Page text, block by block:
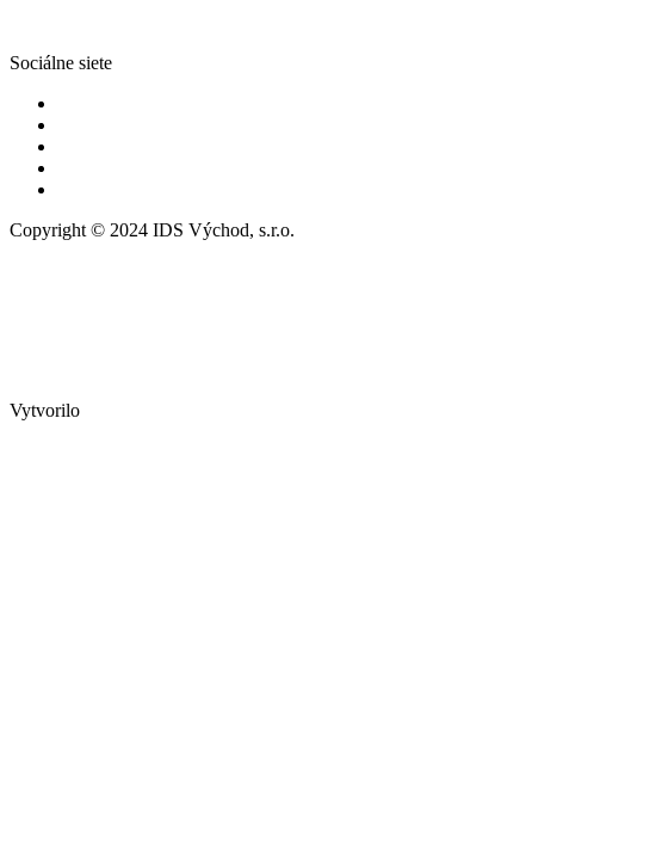
Sociálne siete
Copyright © 2024 IDS Východ, s.r.o.
Vytvorilo